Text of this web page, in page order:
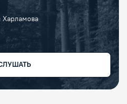
Харламова